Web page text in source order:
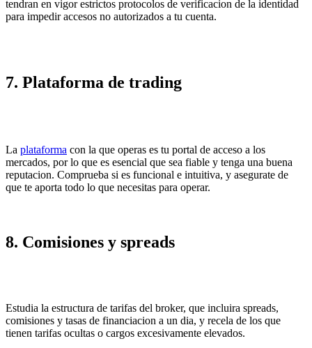
tendran en vigor estrictos protocolos de verificacion de la identidad
para impedir accesos no autorizados a tu cuenta.
7. Plataforma de trading
La plataforma con la que operas es tu portal de acceso a los
mercados, por lo que es esencial que sea fiable y tenga una buena
reputacion. Comprueba si es funcional e intuitiva, y asegurate de
que te aporta todo lo que necesitas para operar.
8. Comisiones y spreads
Estudia la estructura de tarifas del broker, que incluira spreads,
comisiones y tasas de financiacion a un dia, y recela de los que
tienen tarifas ocultas o cargos excesivamente elevados.